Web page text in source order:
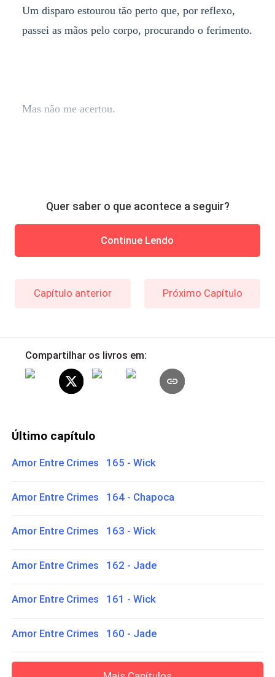
Um disparo estourou tão perto que, por reflexo,
passei as mãos pelo corpo, procurando o ferimento.
Mas não me acertou.
Quer saber o que acontece a seguir?
Continue Lendo
Capítulo anterior Próximo Capítulo
Compartilhar os livros em:
Último capítulo
Amor Entre Crimes 165 - Wick
Amor Entre Crimes 164 - Chapoca
Amor Entre Crimes 163 - Wick
Amor Entre Crimes 162 - Jade
Amor Entre Crimes 161 - Wick
Amor Entre Crimes 160 - Jade